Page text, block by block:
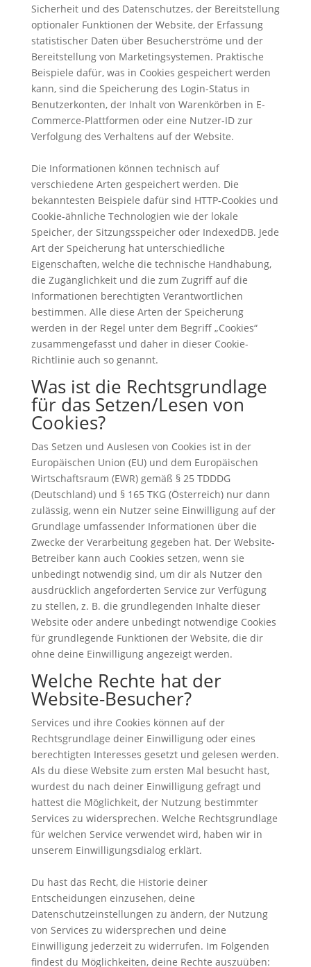
Sicherheit und des Datenschutzes, der Bereitstellung
optionaler Funktionen der Website, der Erfassung
statistischer Daten über Besucherströme und der
Bereitstellung von Marketingsystemen. Praktische
Beispiele dafür, was in Cookies gespeichert werden
kann, sind die Speicherung des Login-Status in
Benutzerkonten, der Inhalt von Warenkörben in E-
Commerce-Plattformen oder eine Nutzer-ID zur
Verfolgung des Verhaltens auf der Website.
Die Informationen können technisch auf
verschiedene Arten gespeichert werden. Die
bekanntesten Beispiele dafür sind HTTP-Cookies und
Cookie-ähnliche Technologien wie der lokale
Speicher, der Sitzungsspeicher oder IndexedDB. Jede
Art der Speicherung hat unterschiedliche
Eigenschaften, welche die technische Handhabung,
die Zugänglichkeit und die zum Zugriff auf die
Informationen berechtigten Verantwortlichen
bestimmen. Alle diese Arten der Speicherung
werden in der Regel unter dem Begriff „Cookies“
zusammengefasst und daher in dieser Cookie-
Richtlinie auch so genannt.
Was ist die Rechtsgrundlage
für das Setzen/Lesen von
Cookies?
Das Setzen und Auslesen von Cookies ist in der
Europäischen Union (EU) und dem Europäischen
Wirtschaftsraum (EWR) gemäß § 25 TDDDG
(Deutschland) und § 165 TKG (Österreich) nur dann
zulässig, wenn ein Nutzer seine Einwilligung auf der
Grundlage umfassender Informationen über die
Zwecke der Verarbeitung gegeben hat. Der Website-
Betreiber kann auch Cookies setzen, wenn sie
unbedingt notwendig sind, um dir als Nutzer den
ausdrücklich angeforderten Service zur Verfügung
zu stellen, z. B. die grundlegenden Inhalte dieser
Website oder andere unbedingt notwendige Cookies
für grundlegende Funktionen der Website, die dir
ohne deine Einwilligung angezeigt werden.
Welche Rechte hat der
Website-Besucher?
Services und ihre Cookies können auf der
Rechtsgrundlage deiner Einwilligung oder eines
berechtigten Interesses gesetzt und gelesen werden.
Als du diese Website zum ersten Mal besucht hast,
wurdest du nach deiner Einwilligung gefragt und
hattest die Möglichkeit, der Nutzung bestimmter
Services zu widersprechen. Welche Rechtsgrundlage
für welchen Service verwendet wird, haben wir in
unserem Einwilligungsdialog erklärt.
Du hast das Recht, die Historie deiner
Entscheidungen einzusehen, deine
Datenschutzeinstellungen zu ändern, der Nutzung
von Services zu widersprechen und deine
Einwilligung jederzeit zu widerrufen. Im Folgenden
findest du Möglichkeiten, deine Rechte auszuüben: